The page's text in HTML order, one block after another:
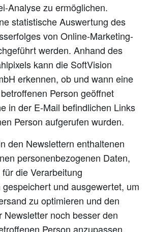
Analyse zu ermöglichen.
statistische Auswertung des
von Online-Marketing-
werden. Anhand des
kann die SoftVision
erkennen, ob und wann eine
Person geöffnet
in der E-Mail befindlichen Links
Person aufgerufen wurden.
den Newslettern enthaltenen
personenbezogenen Daten,
die Verarbeitung
und ausgewertet, um
zu optimieren und den
Newsletter noch besser den
Person anzupassen.